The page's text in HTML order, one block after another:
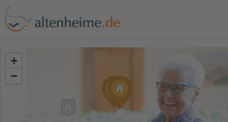
+
−